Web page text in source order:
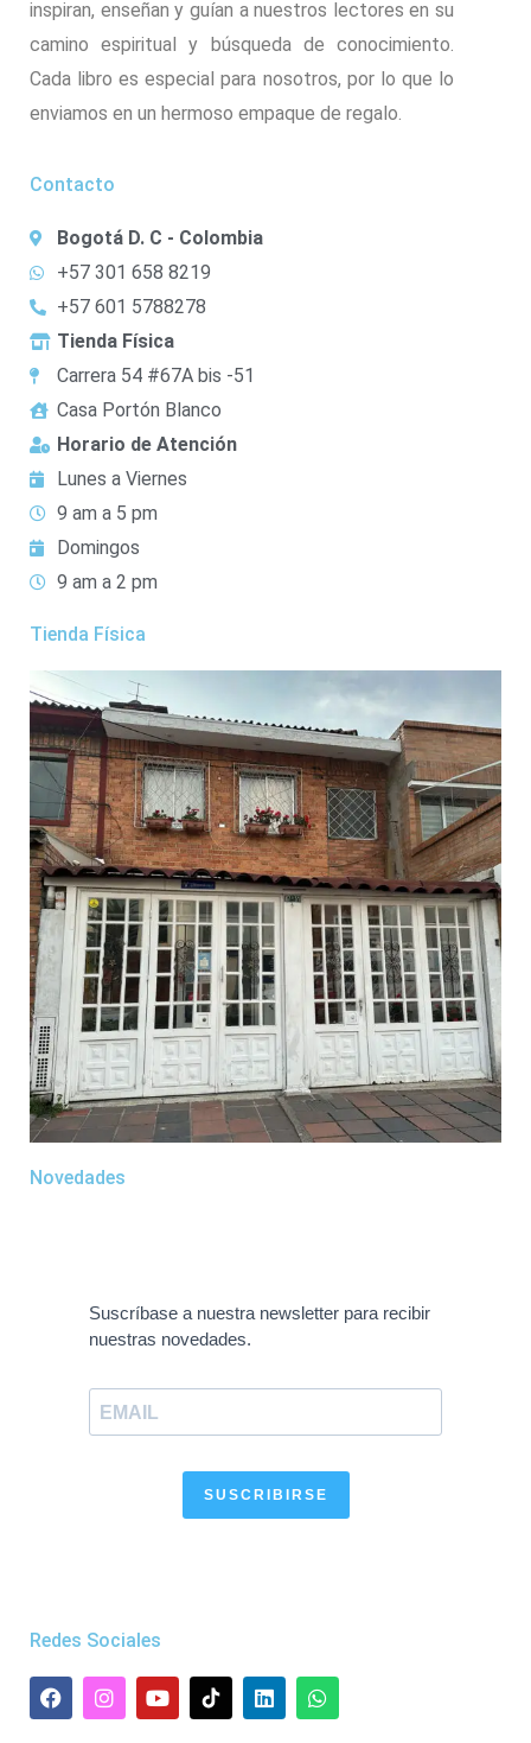
inspiran, enseñan y guían a nuestros lectores en su
camino espiritual y búsqueda de conocimiento.
Cada libro es especial para nosotros, por lo que lo
enviamos en un hermoso empaque de regalo.
Contacto
Bogotá D. C - Colombia
+57 301 658 8219
+57 601 5788278
Tienda Física
Carrera 54 #67A bis -51
Casa Portón Blanco
Horario de Atención
Lunes a Viernes
9 am a 5 pm
Domingos
9 am a 2 pm
Tienda Física
Novedades
Suscríbase a nuestra newsletter para recibir
nuestras novedades.
SUSCRIBIRSE
Redes Sociales
F
a
I
n
Y
o
L
i
W
h